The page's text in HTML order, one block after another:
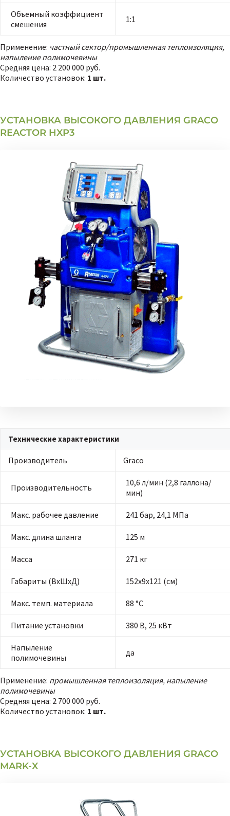
Объемный коэффициент
смешения
1:1
Применение: частный сектор/промышленная теплоизоляция,
напыление полимочевины
Средняя цена: 2 200 000 руб.
Количество установок: 1 шт.
УСТАНОВКА ВЫСОКОГО ДАВЛЕНИЯ GRACO
REACTOR HXP3
Технические характеристики
Производитель Graco
Производительность
10,6 л/мин (2,8 галлона/
мин)
Макс. рабочее давление 241 бар, 24,1 МПа
Макс. длина шланга 125 м
Масса 271 кг
Габариты (ВхШхД) 152х9х121 (см)
Макс. темп. материала 88 °С
Питание установки 380 В, 25 кВт
Напыление
полимочевины
да
Применение: промышленная теплоизоляция, напыление
полимочевины
Средняя цена: 2 700 000 руб.
Количество установок: 1 шт.
УСТАНОВКА ВЫСОКОГО ДАВЛЕНИЯ GRACO
MARK-X